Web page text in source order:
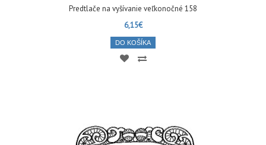
Predtlače na vyšívanie veľkonočné 158
6,15€
DO KOŠÍKA